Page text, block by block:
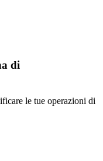
di
le tue operazioni di